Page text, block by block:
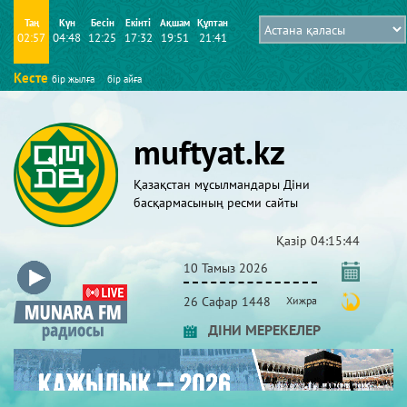
Таң
02:57
Күн
04:48
Бесін
12:25
Екінті
17:32
Ақшам
19:51
Құптан
21:41
Кесте бір жылға бір айға
muftyat.kz
Қазақстан мұсылмандары Діни
басқармасының ресми сайты
Қазір 04:15:44
10 Тамыз 2026
26 Сафар 1448 Хижра
ДІНИ МЕРЕКЕЛЕР